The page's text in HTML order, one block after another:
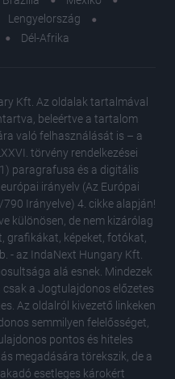
Ezt a
Lengyelország
Dél-Afrika
Kft. Az oldalak tartalmával
beleértve a tartalom
való felhasználását is – a
törvény rendelkezései
paragrafusa és a digitális
irányelv (Az Európai
Irányelve) 4. cikke alapján!
különösen, de nem kizárólag
grafikákat, képeket, fotókat,
- az IndaNext Hungary Kft.
alá esnek. Mindezek
a Jogtulajdonos előzetes
Az oldalról kivezető linkeken
semmilyen felelősséget,
pontos és hiteles
megadására törekszik, de a
esetleges károkért